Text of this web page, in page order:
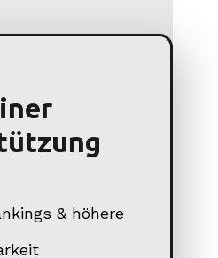
& höhere